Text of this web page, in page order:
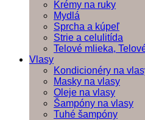
Krémy na ruky
Mydlá
Sprcha a kúpeľ
Strie a celulitída
Telové mlieka,
Vlasy
Kondicionéry na
Masky na vlasy
Oleje na vlasy
Šampóny na vlasy
Tuhé šampóny